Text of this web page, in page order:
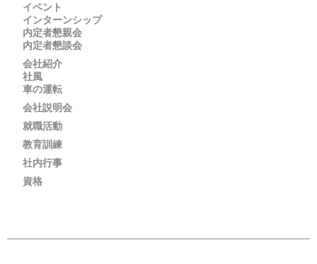
イベント
インターンシップ
内定者懇親会
内定者懇談会
会社紹介
社風
車の運転
会社説明会
就職活動
教育訓練
社内行事
資格